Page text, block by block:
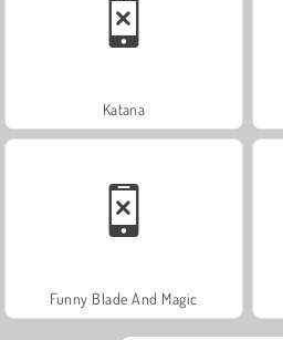
Katana
Funny Blade And Magic